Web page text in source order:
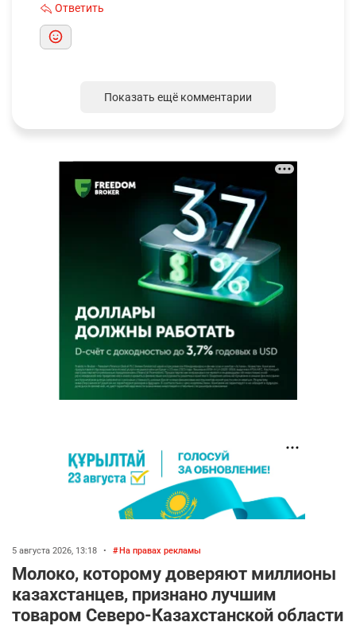
Ответить
Показать ещё комментарии
5 августа 2026, 13:18 • На правах рекламы
Молоко, которому доверяют миллионы
казахстанцев, признано лучшим
товаром Северо-Казахстанской области